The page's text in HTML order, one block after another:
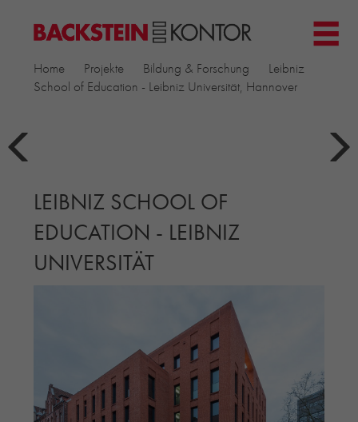
PROJEKTE
EINFAMILIENHÄUSER
ÖFFENTLICHE BAUTEN
BILDUNG & FORSCHUNG
PRODUKTE
▼
ALLGEMEINE RIEMCHENKOLLEKTIONEN
RECYCLING-ZIEGEL
RE-USE-ZIEGEL
GLASUR-ZIEGEL
Home Projekte Bildung & Forschung
Leibniz
School of Education - Leibniz Universität, Hannover
LEIBNIZ SCHOOL OF
EDUCATION - LEIBNIZ
UNIVERSITÄT